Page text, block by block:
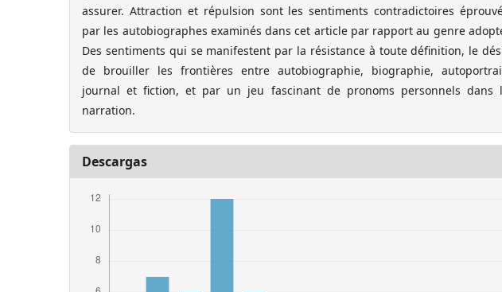
assurer. Attraction et répulsion sont les sentiments contradictoires
par les autobiographes examinés dans cet article par rapport au genre
Des sentiments qui se manifestent par la résistance à toute définition, le
de brouiller les frontières entre autobiographie, biographie,
journal et fiction, et par un jeu fascinant de pronoms personnels dans
narration.
Descargas